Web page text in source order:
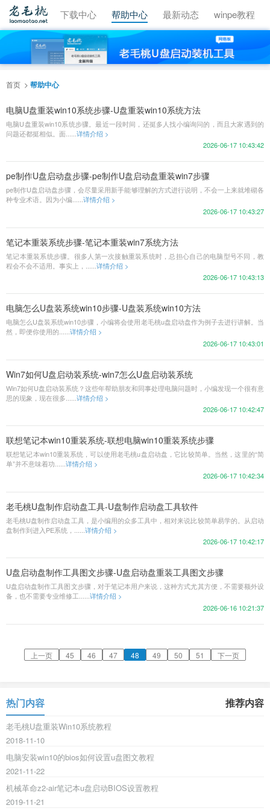
视频教程 下载中心 帮助中心 最新动态 winpe教程
首页 帮助中心
电脑U盘重装win10系统步骤-U盘重装win10系统方法
电脑U盘重装win10系统步骤。最近一段时间，还挺多人找小编询问的，而且大家遇到的
问题还都挺相似。面...... 详情介绍 >
2026-06-17 10:43:42
pe制作U盘启动盘步骤-pe制作U盘启动盘重装win7步骤
pe制作U盘启动盘步骤，会尽量采用新手能够理解的方式进行说明，不会一上来就堆砌各
种专业术语。因为小编......详情介绍 >
2026-06-17 10:43:27
笔记本重装系统步骤-笔记本重装win7系统方法
笔记本重装系统步骤。很多人第一次接触重装系统时，总担心自己的电脑型号不同，教
程会不会不适用。事实上，...... 详情介绍 >
2026-06-17 10:43:13
电脑怎么U盘装系统win10步骤-U盘装系统win10方法
电脑怎么U盘装系统win10步骤，小编将会使用老毛桃u盘启动盘作为例子去进行讲解。当
然，即便你使用的......详情介绍 >
2026-06-17 10:43:01
Win7如何U盘启动装系统-win7怎么U盘启动装系统
Win7如何U盘启动装系统？这些年帮助朋友和同事处理电脑问题时，小编发现一个很有意
思的现象，现在很多...... 详情介绍 >
2026-06-17 10:42:47
联想笔记本win10重装系统-联想电脑win10重装系统步骤
联想笔记本win10重装系统，可以使用老毛桃u盘启动盘，它比较简单。当然，这里的“简
单”并不意味着功......详情介绍 >
2026-06-17 10:42:34
老毛桃U盘制作启动盘工具-U盘制作启动盘工具软件
老毛桃U盘制作启动盘工具，是小编用的众多工具中，相对来说比较简单易学的。从启动
盘制作到进入PE系统，...... 详情介绍 >
2026-06-17 10:42:17
U盘启动盘制作工具图文步骤-U盘启动盘重装工具图文步骤
U盘启动盘制作工具图文步骤，对于笔记本用户来说，这种方式尤其方便，不需要额外设
备，也不需要专业维修工......详情介绍 >
2026-06-16 10:21:37
上一页 45 46 47 48 49 50 51 下一页
热门内容 推荐内容
老毛桃U盘重装Win10系统教程
2018-11-10
电脑安装win10的bios如何设置u盘图文教程
2021-11-22
机械革命z2-air笔记本u盘启动BIOS设置教程
2019-11-21